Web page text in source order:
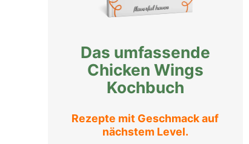
Das umfassende
Chicken Wings
Kochbuch
Rezepte mit Geschmack auf
nächstem Level.